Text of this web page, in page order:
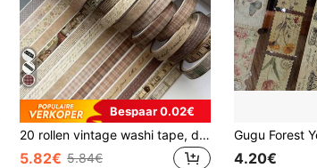
Bespaar 0.02€
20 rollen vintage washi tape, dun 7 mm * 3 meter, diverse patronen, zelfklevende papieren maskeertape, cadeaustickers, onmisbaar voor de start van het schooljaar.
5.82€ 5.84€
4.20€